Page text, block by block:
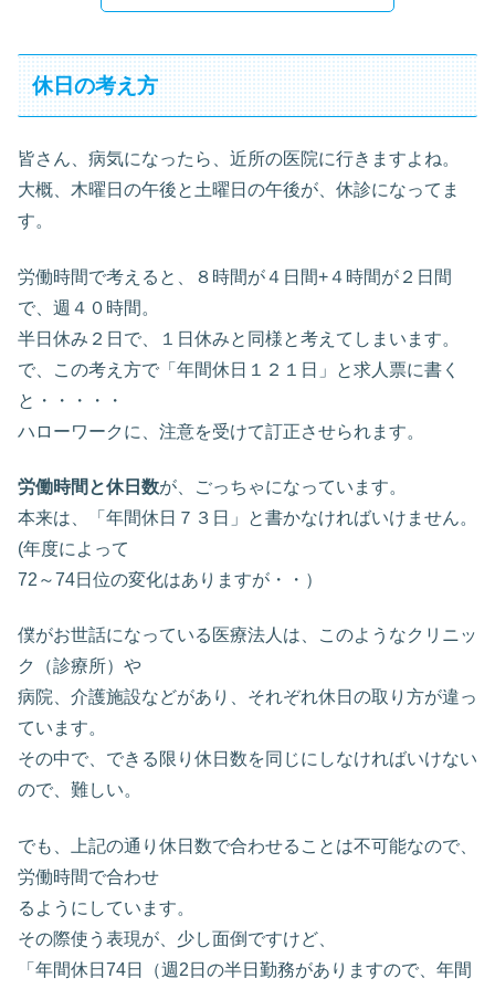
休日の考え方
皆さん、病気になったら、近所の医院に行きますよね。
大概、木曜日の午後と土曜日の午後が、休診になってま
す。
労働時間で考えると、８時間が４日間+４時間が２日間
で、週４０時間。
半日休み２日で、１日休みと同様と考えてしまいます。
で、この考え方で「年間休日１２１日」と求人票に書く
と・・・・・
ハローワークに、注意を受けて訂正させられます。
労働時間と休日数が、ごっちゃになっています。
本来は、「年間休日７３日」と書かなければいけません。
(年度によって
72～74日位の変化はありますが・・）
僕がお世話になっている医療法人は、このようなクリニッ
ク（診療所）や
病院、介護施設などがあり、それぞれ休日の取り方が違っ
ています。
その中で、できる限り休日数を同じにしなければいけない
ので、難しい。
でも、上記の通り休日数で合わせることは不可能なので、
労働時間で合わせ
るようにしています。
その際使う表現が、少し面倒ですけど、
「年間休日74日（週2日の半日勤務がありますので、年間